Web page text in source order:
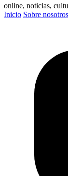
online, noticias,
Inicio Sobre nosotros